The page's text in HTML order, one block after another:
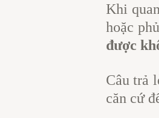
Khi
hoặc
được
Câu trả
căn cứ